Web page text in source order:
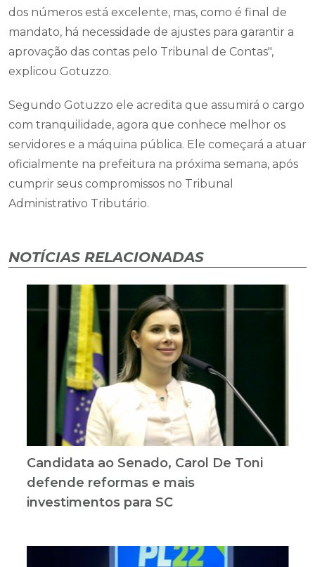
dos números está excelente, mas, como é final de
mandato, há necessidade de ajustes para garantir a
aprovação das contas pelo Tribunal de Contas",
explicou Gotuzzo.
Segundo Gotuzzo ele acredita que assumirá o cargo
com tranquilidade, agora que conhece melhor os
servidores e a máquina pública. Ele começará a atuar
oficialmente na prefeitura na próxima semana, após
cumprir seus compromissos no Tribunal
Administrativo Tributário.
NOTÍCIAS RELACIONADAS
Candidata ao Senado, Carol De Toni
defende reformas e mais
investimentos para SC